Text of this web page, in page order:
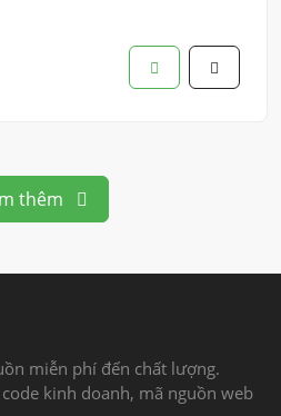
thêm
miễn phí đến chất lượng.
kinh doanh, mã nguồn web